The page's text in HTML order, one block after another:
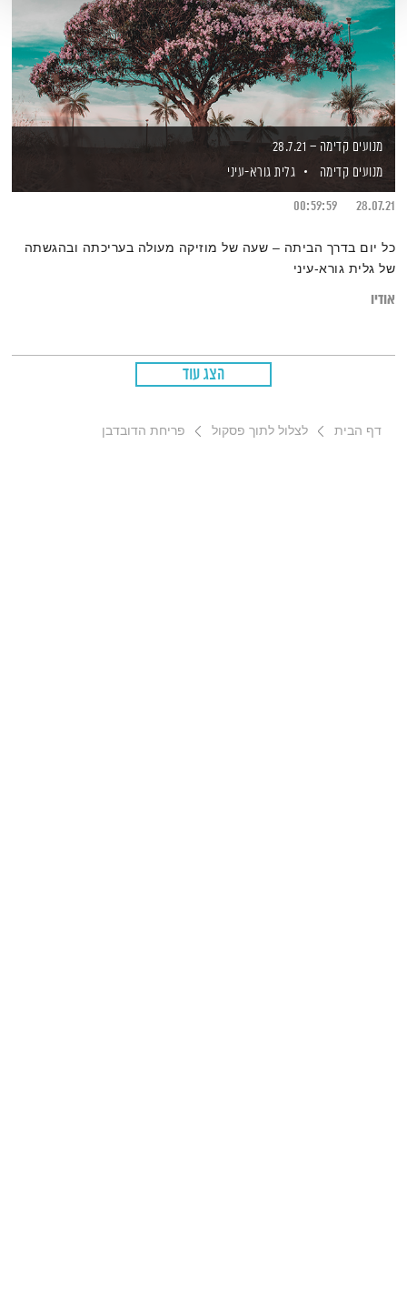
מנועים קדימה – 28.7.21
מנועים קדימה
גלית גורא-עיני
28.07.21
00:59:59
כל יום בדרך הביתה – שעה של מוזיקה מעולה בעריכתה ובהגשתה
של גלית גורא-עיני
אודיו
הצג עוד
דף הבית לצלול לתוך פסקול פריחת הדובדבן